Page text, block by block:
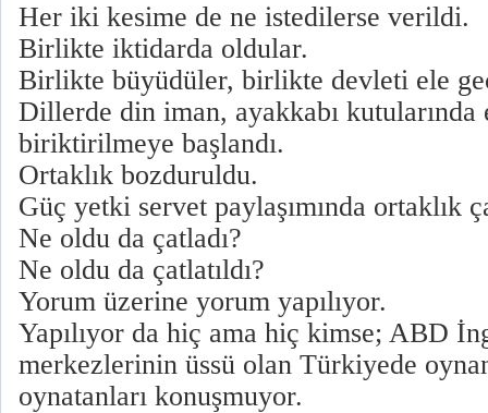
Her iki kesime de ne istedilerse verildi.
Birlikte iktidarda oldular.
Birlikte büyüdüler, birlikte devleti ele
Dillerde din iman, ayakkabı kutularında
biriktirilmeye başlandı.
Ortaklık bozduruldu.
Güç yetki servet paylaşımında ortaklık
Ne oldu da çatladı?
Ne oldu da çatlatıldı?
Yorum üzerine yorum yapılıyor.
Yapılıyor da hiç ama hiç kimse; ABD
merkezlerinin üssü olan Türkiyede
oynatanları konuşmuyor.